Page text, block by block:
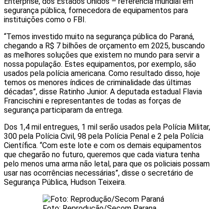
segurança pública, fornecedora de equipamentos para
instituições como o FBI.
“Temos investido muito na segurança pública do Paraná,
chegando a R$ 7 bilhões de orçamento em 2025, buscando
as melhores soluções que existem no mundo para servir a
nossa população. Estes equipamentos, por exemplo, são
usados pela polícia americana. Como resultado disso, hoje
temos os menores índices de criminalidade das últimas
décadas”, disse Ratinho Junior. A deputada estadual Flavia
Francischini e representantes de todas as forças de
segurança participaram da entrega.
Dos 1,4 mil entregues, 1 mil serão usados pela Polícia Militar,
300 pela Polícia Civil, 98 pela Polícia Penal e 2 pela Polícia
Científica. “Com este lote e com os demais equipamentos
que chegarão no futuro, queremos que cada viatura tenha
pelo menos uma arma não letal, para que os policiais possam
usar nas ocorrências necessárias”, disse o secretário de
Segurança Pública, Hudson Teixeira.